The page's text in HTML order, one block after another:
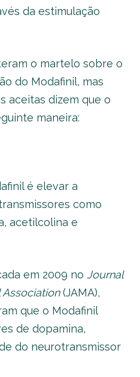
da estimulação
o martelo sobre o
do Modafinil, mas
aceitas dizem que o
maneira:
é elevar a
como
acetilcolina e
em 2009 no Journal
(JAMA),
que o Modafinil
de dopamina,
do neurotransmissor